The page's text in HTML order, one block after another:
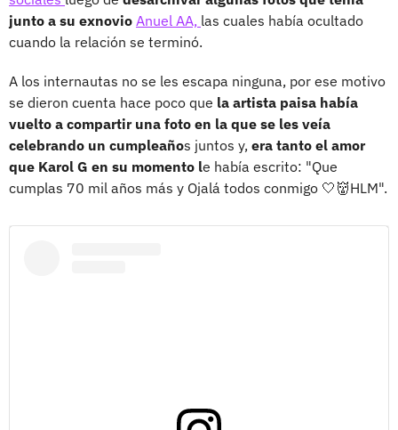
junto a su exnovio Anuel AA, las cuales había ocultado
cuando la relación se terminó.
A los internautas no se les escapa ninguna, por ese motivo
se dieron cuenta hace poco que la artista paisa había
vuelto a compartir una foto en la que se les veía
celebrando un cumpleaños juntos y, era tanto el amor
que Karol G en su momento le había escrito: "Que
cumplas 70 mil años más y Ojalá todos conmigo 🤍👹HLM".